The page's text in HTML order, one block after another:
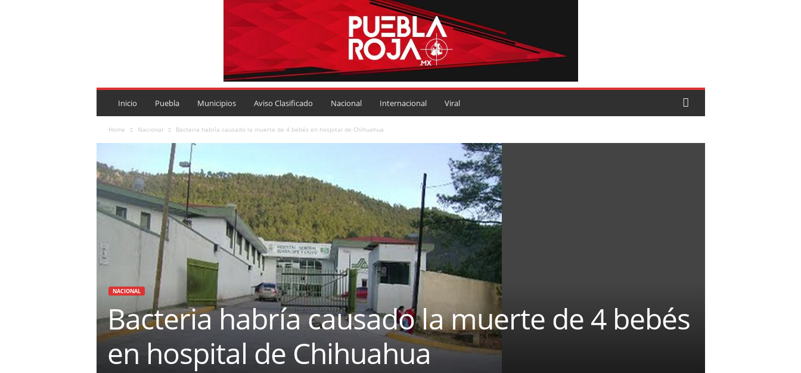
P
R
O
J
A
.
Inicio Puebla Municipios Aviso Clasificado Nacional Internacional Viral
Home Nacional Bacteria habría causado la muerte de 4 bebés en hospital de Chihuahua
NACIONAL
Bacteria habría causado la muerte de 4 bebés
en hospital de Chihuahua